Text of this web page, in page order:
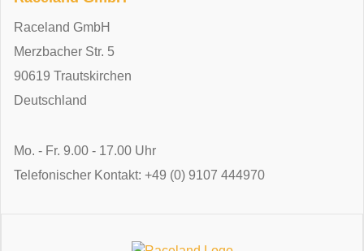
Raceland GmbH
Merzbacher Str. 5
90619 Trautskirchen
Deutschland
Mo. - Fr. 9.00 - 17.00 Uhr
Telefonischer Kontakt: +49 (0) 9107 444970